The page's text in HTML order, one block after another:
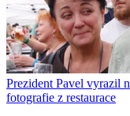
Prezident Pavel vyrazil
fotografie z restaurace